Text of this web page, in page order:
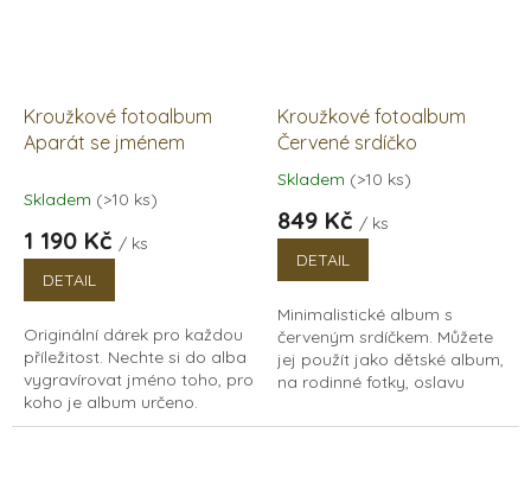
Kroužkové fotoalbum
Aparát se jménem
Skladem (>10 ks)
1 190 Kč / ks
DETAIL
Originální dárek pro každou
příležitost. Nechte si do alba
vygravírovat jméno toho, pro
koho je album určeno.
Takový dárek určitě potěší! V
Kroužkové fotoalbum
Červené srdíčko
Průměrné
produktu
5,0
5
hvězdiček.
Skladem (>10 ks)
849 Kč / ks
DETAIL
Minimalistické album s
červeným srdíčkem. Můžete
jej použít jako dětské album,
na rodinné fotky, oslavu
fotokoutku na svatbu jako